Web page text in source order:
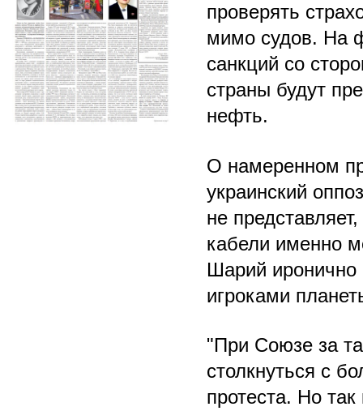
проверять
мимо судов. На
санкций со
страны будут
нефть.
О намеренном
украинский
не
кабели именно
Шарий иронично
игроками
"При Союзе за
столкнуться с
протеста. Но